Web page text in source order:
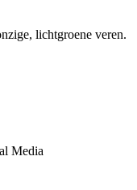
lichtgroene veren.
Media